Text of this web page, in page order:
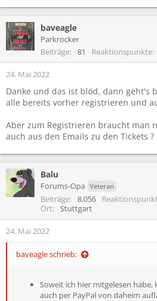
baveagle
Parkrocker
Beiträge
81 Reaktionspunkte
24. Mai 2022
Danke und das ist blöd, dann geht's
alle bereits vorher registrieren und
Aber zum Registrieren braucht man
auch aus den Emails zu den Tickets ?
Balu
Forums-Opa Veteran
Beiträge 8.056
Ort
Stuttgart
24. Mai 2022
baveagle schrieb:
Soweit ich hier mitgelesen
auch per PayPal von daheim